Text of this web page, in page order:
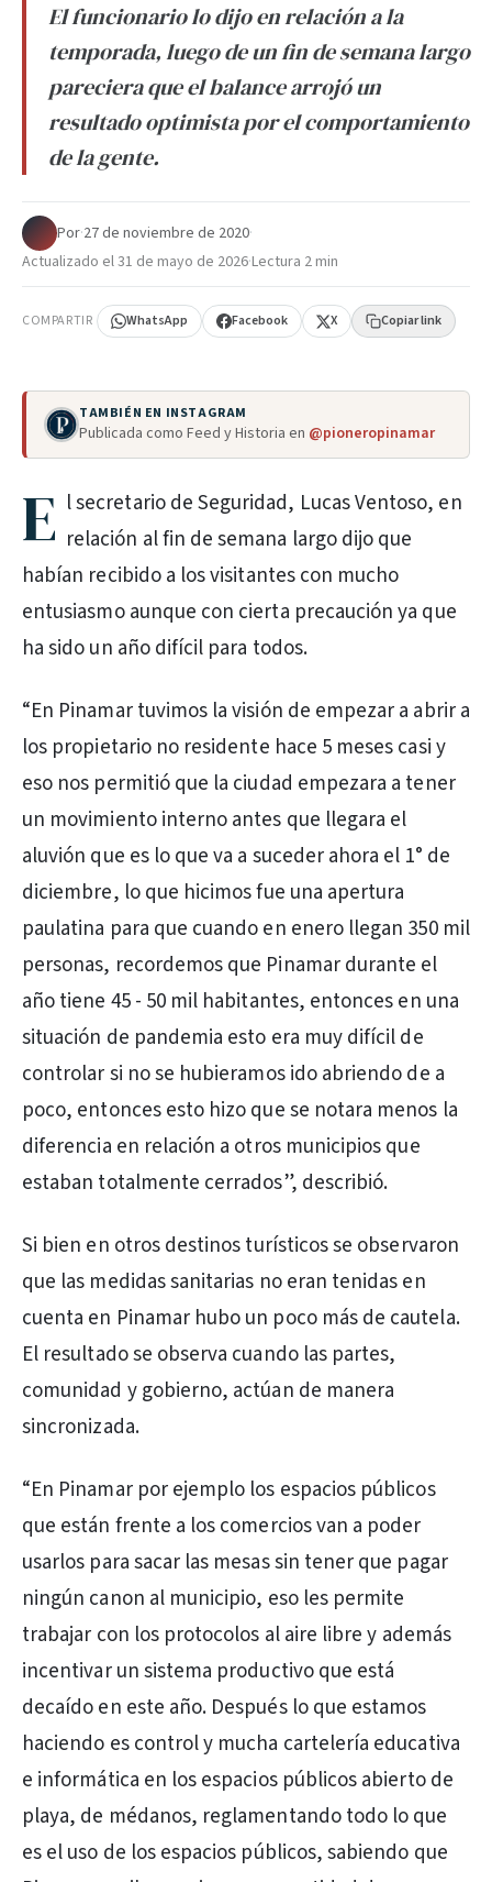
El funcionario lo dijo en relación a la
temporada, luego de un fin de semana largo
pareciera que el balance arrojó un
resultado optimista por el comportamiento
de la gente.
Por·27 de noviembre de 2020·
Actualizado el31 de mayo de 2026·Lectura 2 min
COMPARTIR WhatsApp Facebook X Copiar link
TAMBIÉN EN INSTAGRAM
Publicada como Feed y Historia en @pioneropinamar
E l secretario de Seguridad, Lucas Ventoso, en
relación al fin de semana largo dijo que
habían recibido a los visitantes con mucho
entusiasmo aunque con cierta precaución ya que
ha sido un año difícil para todos.
“En Pinamar tuvimos la visión de empezar a abrir a
los propietario no residente hace 5 meses casi y
eso nos permitió que la ciudad empezara a tener
un movimiento interno antes que llegara el
aluvión que es lo que va a suceder ahora el 1° de
diciembre, lo que hicimos fue una apertura
paulatina para que cuando en enero llegan 350 mil
personas, recordemos que Pinamar durante el
año tiene 45 - 50 mil habitantes, entonces en una
situación de pandemia esto era muy difícil de
controlar si no se hubieramos ido abriendo de a
poco, entonces esto hizo que se notara menos la
diferencia en relación a otros municipios que
estaban totalmente cerrados”, describió.
Si bien en otros destinos turísticos se observaron
que las medidas sanitarias no eran tenidas en
cuenta en Pinamar hubo un poco más de cautela.
El resultado se observa cuando las partes,
comunidad y gobierno, actúan de manera
sincronizada.
“En Pinamar por ejemplo los espacios públicos
que están frente a los comercios van a poder
usarlos para sacar las mesas sin tener que pagar
ningún canon al municipio, eso les permite
trabajar con los protocolos al aire libre y además
incentivar un sistema productivo que está
decaído en este año. Después lo que estamos
haciendo es control y mucha cartelería educativa
e informática en los espacios públicos abierto de
playa, de médanos, reglamentando todo lo que
es el uso de los espacios públicos, sabiendo que